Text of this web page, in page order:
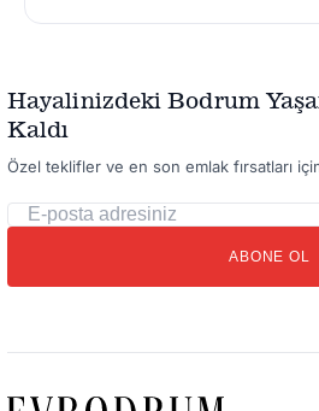
Hayalinizdeki Bodrum
Kaldı
Özel teklifler ve en son emlak fırsatları
posta
ABONE OL